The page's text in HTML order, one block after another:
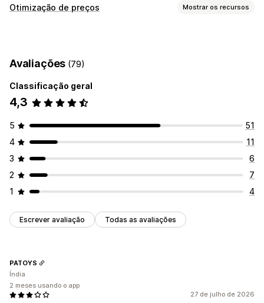
Otimização de preços Mostrar os recursos
Edição em massa
Monitoramento
Testes A/B
Painéis de controle
Avaliações (79)
Classificação geral
4,3
5
51
4
11
3
6
2
7
1
4
Escrever avaliação Todas as avaliações
27 de julho de 2026
PATOYS
Índia
2 meses usando o app